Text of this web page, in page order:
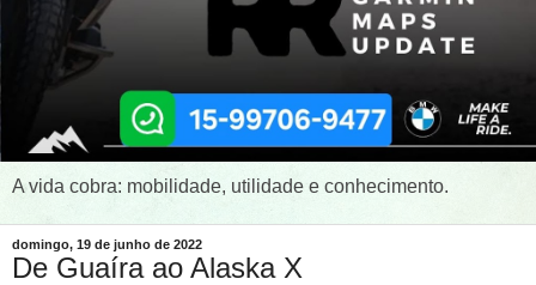
A vida cobra: mobilidade, utilidade e conhecimento.
domingo, 19 de junho de 2022
De Guaíra ao Alaska X